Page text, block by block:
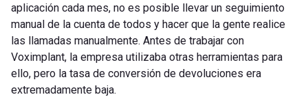
aplicación cada mes, no es posible llevar un seguimiento
manual de la cuenta de todos y hacer que la gente realice
las llamadas manualmente. Antes de trabajar con
Voximplant, la empresa utilizaba otras herramientas para
ello, pero la tasa de conversión de devoluciones era
extremadamente baja.